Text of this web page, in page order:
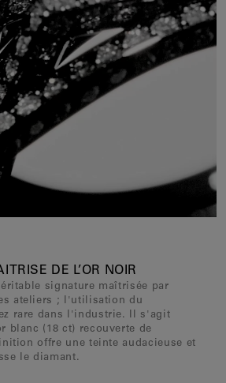
DE L’OR NOIR
signature maîtrisée par
ateliers ; l'utilisation du
rare dans l'industrie. Il s'agit
blanc (18 ct) recouverte de
offre une teinte audacieuse et
le diamant.